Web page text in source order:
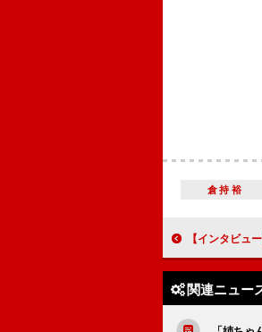
倉持裕
【インタビュー】舞台「魔法使いの約
関連ニュー